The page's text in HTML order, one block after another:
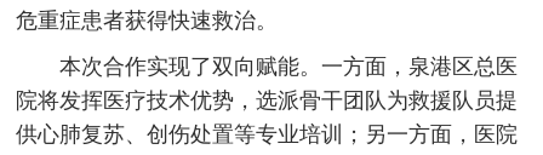
危重症患者获得快速救治。
本次合作实现了双向赋能。一方面，泉港区总医
院将发挥医疗技术优势，选派骨干团队为救援队员提
供心肺复苏、创伤处置等专业培训；另一方面，医院